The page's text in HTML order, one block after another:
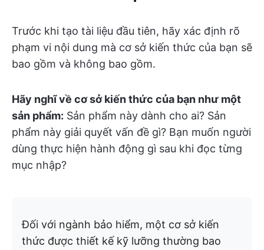
Trước khi tạo tài liệu đầu tiên, hãy xác định rõ
phạm vi nội dung mà cơ sở kiến thức của bạn sẽ
bao gồm và không bao gồm.
Hãy nghĩ về cơ sở kiến thức của bạn như một
sản phẩm: Sản phẩm này dành cho ai? Sản
phẩm này giải quyết vấn đề gì? Bạn muốn người
dùng thực hiện hành động gì sau khi đọc từng
mục nhập?
Đối với ngành bảo hiểm, một cơ sở kiến
thức được thiết kế kỹ lưỡng thường bao